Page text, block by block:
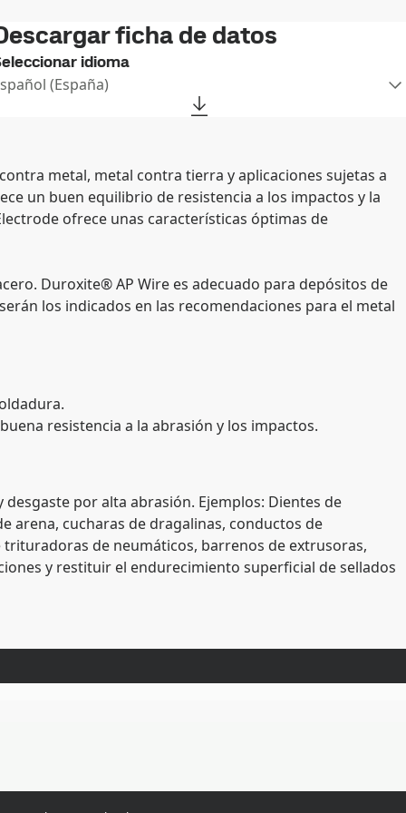
ficha de datos
idioma
Español (España)
metal, metal contra tierra y aplicaciones sujetas a
un buen equilibrio de resistencia a los impactos y la
ofrece unas características óptimas de
Duroxite® AP Wire es adecuado para depósitos de
los indicados en las recomendaciones para el metal
resistencia a la abrasión y los impactos.
por alta abrasión. Ejemplos: Dientes de
arena, cucharas de dragalinas, conductos de
de neumáticos, barrenos de extrusoras,
y restituir el endurecimiento superficial de sellados